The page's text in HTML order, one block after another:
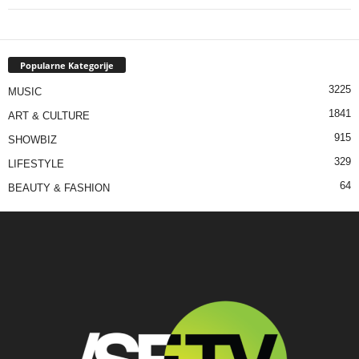
Popularne Kategorije
MUSIC 3225
ART & CULTURE 1841
SHOWBIZ 915
LIFESTYLE 329
BEAUTY & FASHION 64